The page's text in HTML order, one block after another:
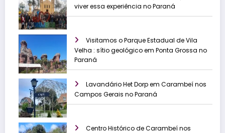
viver essa experiência no Paraná
Visitamos o Parque Estadual de Vila
Velha : sítio geológico em Ponta Grossa no
Paraná
Lavandário Het Dorp em Carambeí nos
Campos Gerais no Paraná
Centro Histórico de Carambeí nos